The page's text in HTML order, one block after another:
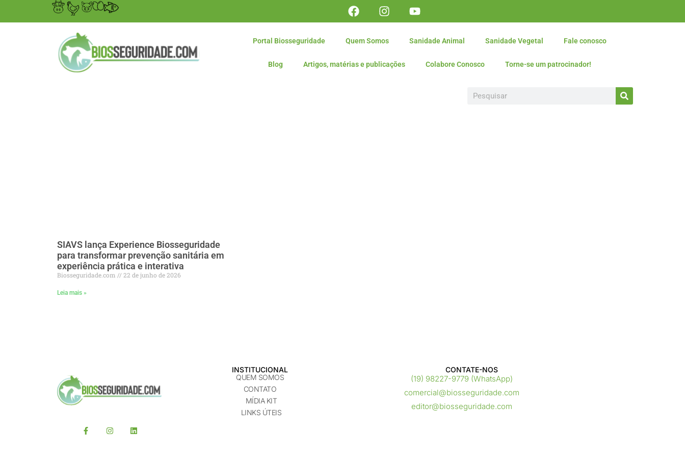
Portal Biosseguridade Quem Somos Sanidade Animal Sanidade Vegetal Fale conosco
Blog Artigos, matérias e publicações Colabore Conosco Torne-se um patrocinador!
SIAVS lança Experience Biosseguridade
para transformar prevenção sanitária em
experiência prática e interativa
Biosseguridade.com 22 de junho de 2026
Leia mais »
INSTITUCIONAL
QUEM SOMOS
CONTATO
MÍDIA KIT
LINKS ÚTEIS
CONTATE-NOS ​
(19) 98227-9779 (WhatsApp)
comercial@biosseguridade.com
editor@biosseguridade.com